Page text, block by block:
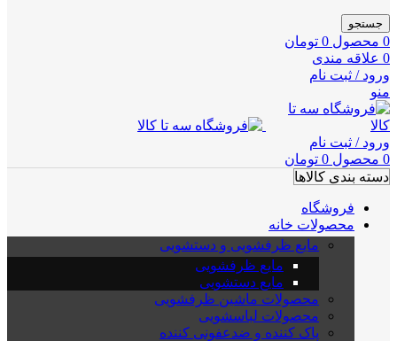
جستجو
0 محصول 0 تومان
0 علاقه مندی
ورود / ثبت نام
منو
ورود / ثبت نام
0 محصول 0 تومان
دسته بندی کالاها
فروشگاه
محصولات خانه
مایع ظرفشویی و دستشویی
مایع ظرفشویی
مایع دستشویی
محصولات ماشین ظرفشویی
محصولات لباسشویی
پاک کننده و ضدعفونی کننده